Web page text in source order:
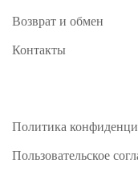
Возврат и обмен
Контакты
Политика
Пользовательское